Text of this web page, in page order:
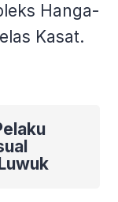
Hanga-
Kasat.